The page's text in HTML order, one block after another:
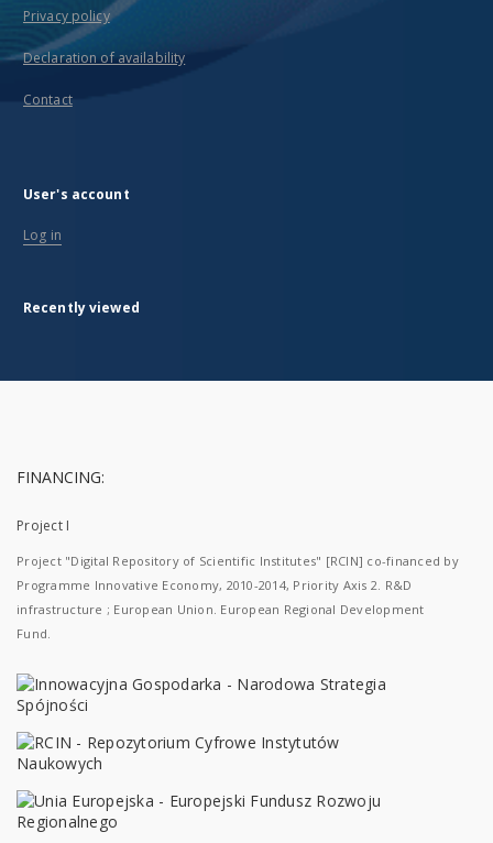
Privacy policy
Declaration of availability
Contact
User's account
Log in
Recently viewed
FINANCING:
Project I
Project "Digital Repository of Scientific Institutes" [RCIN] co-financed by
Programme Innovative Economy, 2010-2014, Priority Axis 2. R&D
infrastructure ; European Union. European Regional Development
Fund.